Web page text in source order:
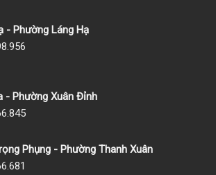
- Phường Láng Hạ
- Phường Xuân Đỉnh
Phụng - Phường Thanh Xuân